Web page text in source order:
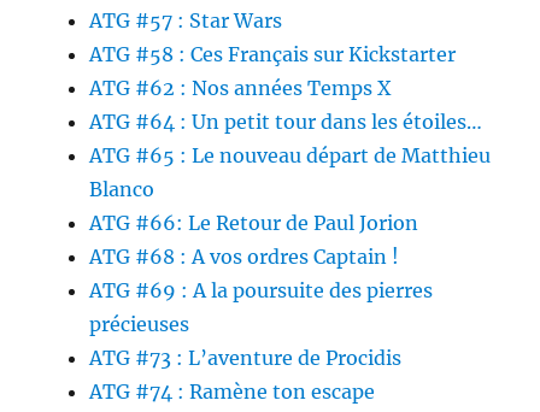
ATG #57 : Star Wars
ATG #58 : Ces Français sur Kickstarter
ATG #62 : Nos années Temps X
ATG #64 : Un petit tour dans les étoiles…
ATG #65 : Le nouveau départ de Matthieu
Blanco
ATG #66: Le Retour de Paul Jorion
ATG #68 : A vos ordres Captain !
ATG #69 : A la poursuite des pierres
précieuses
ATG #73 : L’aventure de Procidis
ATG #74 : Ramène ton escape